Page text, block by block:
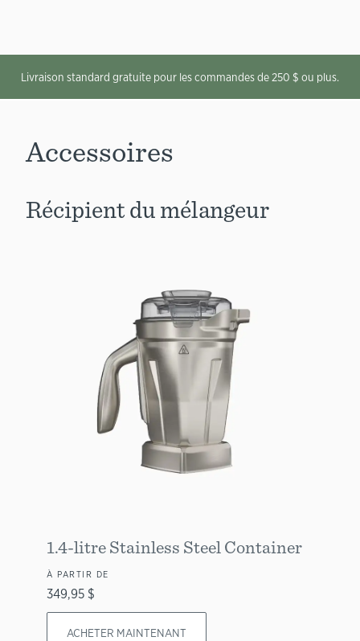
Livraison standard gratuite pour les commandes de 250 $ ou plus.
Accessoires
Récipient du mélangeur
1.4-litre Stainless Steel Container
À PARTIR DE
349,95 $
ACHETER MAINTENANT